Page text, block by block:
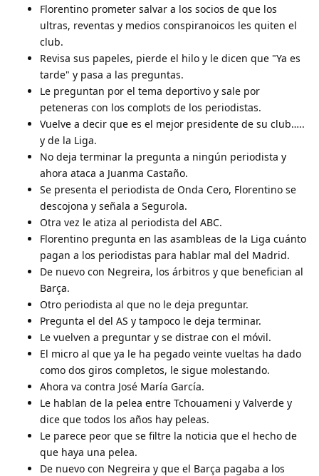
Florentino prometer salvar a los socios de que los
ultras, reventas y medios conspiranoicos les quiten el
club.
Revisa sus papeles, pierde el hilo y le dicen que "Ya es
tarde" y pasa a las preguntas.
Le preguntan por el tema deportivo y sale por
peteneras con los complots de los periodistas.
Vuelve a decir que es el mejor presidente de su club…..
y de la Liga.
No deja terminar la pregunta a ningún periodista y
ahora ataca a Juanma Castaño.
Se presenta el periodista de Onda Cero, Florentino se
descojona y señala a Segurola.
Otra vez le atiza al periodista del ABC.
Florentino pregunta en las asambleas de la Liga cuánto
pagan a los periodistas para hablar mal del Madrid.
De nuevo con Negreira, los árbitros y que benefician al
Barça.
Otro periodista al que no le deja preguntar.
Pregunta el del AS y tampoco le deja terminar.
Le vuelven a preguntar y se distrae con el móvil.
El micro al que ya le ha pegado veinte vueltas ha dado
como dos giros completos, le sigue molestando.
Ahora va contra José María García.
Le hablan de la pelea entre Tchouameni y Valverde y
dice que todos los años hay peleas.
Le parece peor que se filtre la noticia que el hecho de
que haya una pelea.
De nuevo con Negreira y que el Barça pagaba a los